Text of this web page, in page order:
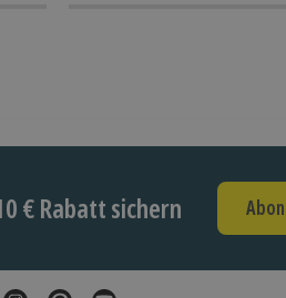
€ Rabatt sichern